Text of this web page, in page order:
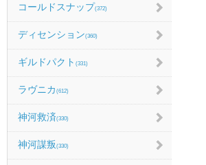
コールドスナップ(372)
ディセンション(360)
ギルドパクト (331)
ラヴニカ (612)
神河救済(330)
神河謀叛 (330)